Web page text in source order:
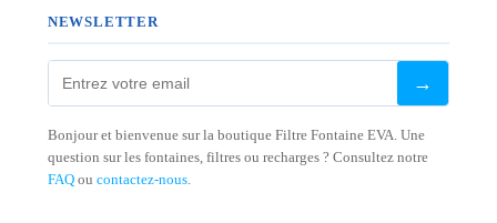
NEWSLETTER
→
Bonjour et bienvenue sur la boutique Filtre Fontaine EVA. Une
question sur les fontaines, filtres ou recharges ? Consultez notre
FAQou contactez-nous.